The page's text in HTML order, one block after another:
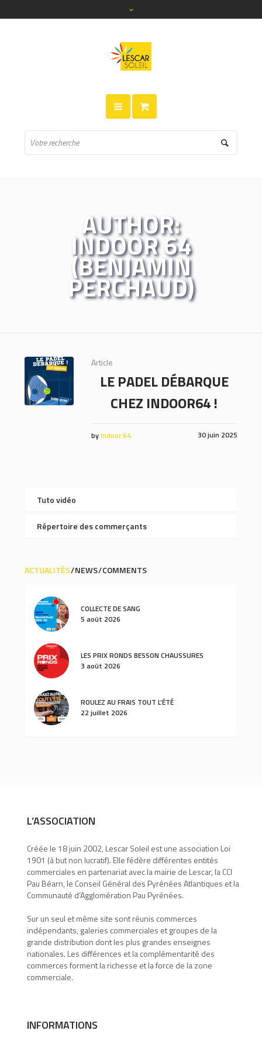
AUTHOR:
INDOOR 64
(BENJAMIN
PERCHAUD)
Article
LE PADEL DÉBARQUE
CHEZ INDOOR64 !
30 juin 2025
byIndoor 64
Tuto vidéo
Répertoire des commerçants
ACTUALITÉS NEWS COMMENTS
COLLECTE DE SANG
5 août 2026
LES PRIX RONDS BESSON CHAUSSURES
3 août 2026
ROULEZ AU FRAIS TOUT L’ÉTÉ
22 juillet 2026
L’ASSOCIATION
Créée le 18 juin 2002, Lescar Soleil est une association Loi
1901 (à but non lucratif). Elle fédère différentes entités
commerciales en partenariat avec la mairie de Lescar, la CCI
Pau Béarn, le Conseil Général des Pyrénées Atlantiques et la
Communauté d’Agglomération Pau Pyrénées.
Sur un seul et même site sont réunis commerces
indépendants, galeries commerciales et groupes de la
grande distribution dont les plus grandes enseignes
nationales. Les différences et la complémentarité des
commerces forment la richesse et la force de la zone
commerciale.
INFORMATIONS